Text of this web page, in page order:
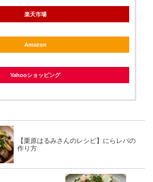
楽天市場
Amazon
Yahooショッピング
【栗原はるみさんのレシピ】にらレバの
作り方